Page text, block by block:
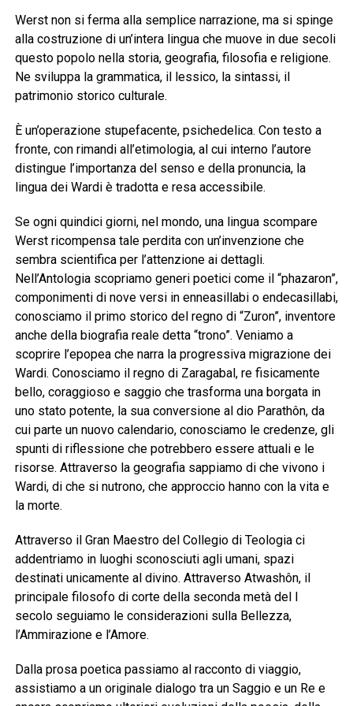
Werst non si ferma alla semplice narrazione, ma si spinge
alla costruzione di un’intera lingua che muove in due secoli
questo popolo nella storia, geografia, filosofia e religione.
Ne sviluppa la grammatica, il lessico, la sintassi, il
patrimonio storico culturale.
È un’operazione stupefacente, psichedelica. Con testo a
fronte, con rimandi all’etimologia, al cui interno l’autore
distingue l’importanza del senso e della pronuncia, la
lingua dei Wardi è tradotta e resa accessibile.
Se ogni quindici giorni, nel mondo, una lingua scompare
Werst ricompensa tale perdita con un’invenzione che
sembra scientifica per l’attenzione ai dettagli.
Nell’Antologia scopriamo generi poetici come il “phazaron”,
componimenti di nove versi in enneasillabi o endecasillabi,
conosciamo il primo storico del regno di “Zuron”, inventore
anche della biografia reale detta “trono”. Veniamo a
scoprire l’epopea che narra la progressiva migrazione dei
Wardi. Conosciamo il regno di Zaragabal, re fisicamente
bello, coraggioso e saggio che trasforma una borgata in
uno stato potente, la sua conversione al dio Parathôn, da
cui parte un nuovo calendario, conosciamo le credenze, gli
spunti di riflessione che potrebbero essere attuali e le
risorse. Attraverso la geografia sappiamo di che vivono i
Wardi, di che si nutrono, che approccio hanno con la vita e
la morte.
Attraverso il Gran Maestro del Collegio di Teologia ci
addentriamo in luoghi sconosciuti agli umani, spazi
destinati unicamente al divino. Attraverso Atwashôn, il
principale filosofo di corte della seconda metà del I
secolo seguiamo le considerazioni sulla Bellezza,
l’Ammirazione e l’Amore.
Dalla prosa poetica passiamo al racconto di viaggio,
assistiamo a un originale dialogo tra un Saggio e un Re e